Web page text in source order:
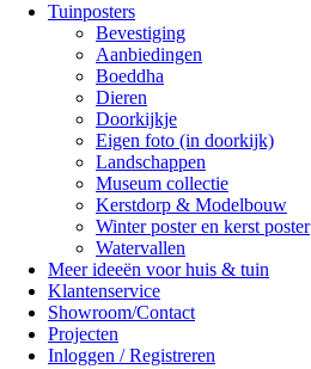
Tuinposters
Bevestiging
Aanbiedingen
Boeddha
Dieren
Doorkijkje
Eigen foto (in doorkijk)
Landschappen
Museum collectie
Kerstdorp & Modelbouw
Winter poster en kerst poster
Watervallen
Meer ideeën voor huis & tuin
Klantenservice
Showroom/Contact
Projecten
Inloggen / Registreren